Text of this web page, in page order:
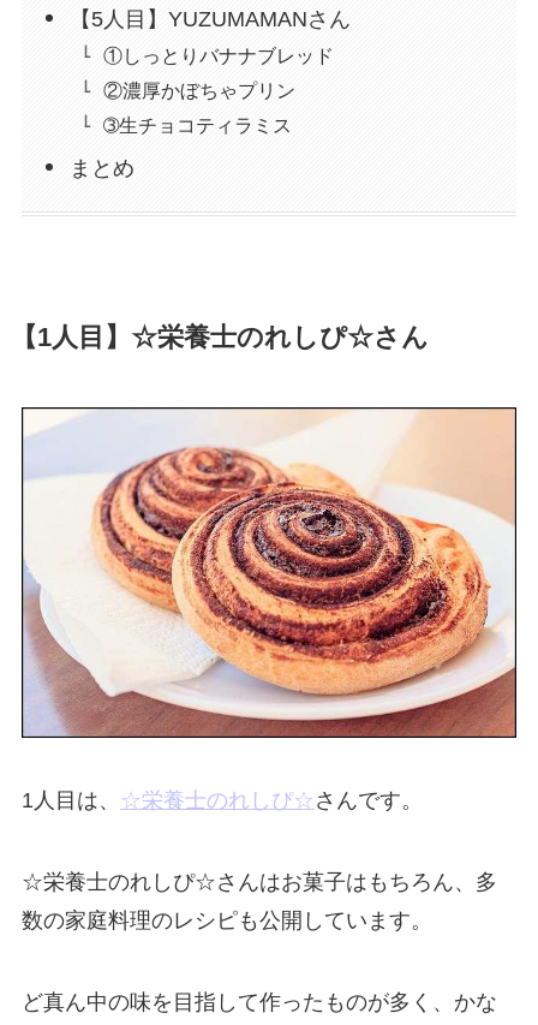
【5人目】YUZUMAMANさん
①しっとりバナナブレッド
②濃厚かぼちゃプリン
➂生チョコティラミス
まとめ
【1人目】☆栄養士のれしぴ☆さん
1人目は、 ☆栄養士のれしぴ☆ さんです。
☆栄養士のれしぴ☆さんはお菓子はもちろん、多
数の家庭料理のレシピも公開しています。
ど真ん中の味を目指して作ったものが多く、かな